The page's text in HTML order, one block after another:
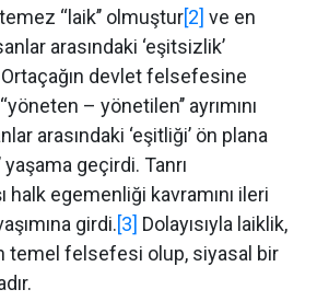
‘‘laik’’ olmuştur[2] ve en
arasındaki ‘eşitsizlik’
devlet felsefesine
– yönetilen’’ ayrımını
arasındaki ‘eşitliği’ ön plana
yaşama geçirdi. Tanrı
halk egemenliği kavramını ileri
girdi.[3] Dolayısıyla laiklik,
temel felsefesi olup, siyasal bir